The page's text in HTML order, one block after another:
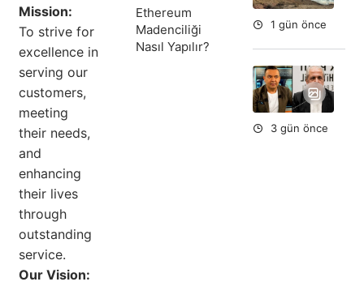
Mission:
To strive for
excellence in
serving our
customers,
meeting
their needs,
and
enhancing
their lives
through
outstanding
service.
Our Vision:
Ethereum
Madenciliği
Nasıl Yapılır?
1 gün önce
3 gün önce